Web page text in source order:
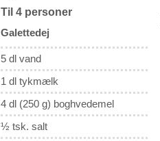
Til 4 personer
Galettedej
5 dl vand
1 dl tykmælk
4 dl (250 g) boghvedemel
½ tsk. salt